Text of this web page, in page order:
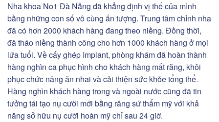
Nha khoa No1 Đà Nẵng đã khẳng định vị thế của mình
bằng những con số vô cùng ấn tượng. Trung tâm chỉnh nha
đã có hơn 2000 khách hàng đang theo niềng. Đồng thời,
đã tháo niềng thành công cho hơn 1000 khách hàng ở mọi
lứa tuổi. Về cấy ghép Implant, phòng khám đã hoàn thành
hàng nghìn ca phục hình cho khách hàng mất răng, khôi
phục chức năng ăn nhai và cải thiện sức khỏe tổng thể.
Hàng nghìn khách hàng trong và ngoài nước cũng đã tin
tưởng tái tạo nụ cười mới bằng răng sứ thẩm mỹ với khả
năng sở hữu nụ cười hoàn mỹ chỉ sau 24 giờ.